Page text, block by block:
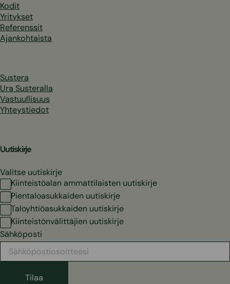
Kodit
Yritykset
Referenssit
Ajankohtaista
Sustera
Ura Susteralla
Vastuullisuus
Yhteystiedot
Uutiskirje
Valitse uutiskirje
Kiinteistöalan ammattilaisten uutiskirje
Pientaloasukkaiden uutiskirje
Taloyhtiöasukkaiden uutiskirje
Kiinteistönvälittäjien uutiskirje
Sähköposti